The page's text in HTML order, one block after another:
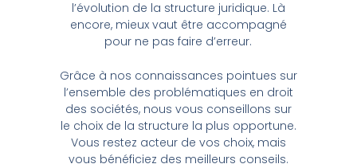
l’évolution de la structure juridique. Là
encore, mieux vaut être accompagné
pour ne pas faire d’erreur.
Grâce à nos connaissances pointues sur
l’ensemble des problématiques en droit
des sociétés, nous vous conseillons sur
le choix de la structure la plus opportune.
Vous restez acteur de vos choix, mais
vous bénéficiez des meilleurs conseils.